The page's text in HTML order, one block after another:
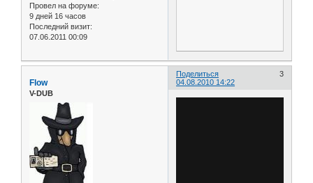
Провел на форуме:
9 дней 16 часов
Последний визит:
07.06.2011 00:09
Поделиться
3
04.08.2010 14:22
Flow
V-DUB